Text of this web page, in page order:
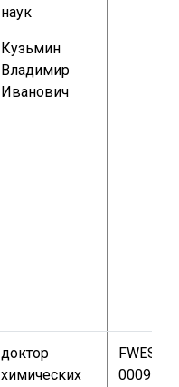
наук
Кузьмин
Владимир
Иванович
доктор
химических
FWES-
0009